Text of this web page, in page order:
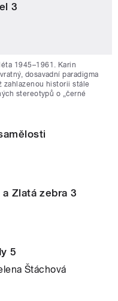
3
1945–1961. Karin
dosavadní paradigma
zahlazenou historii stále
stereotypů o „černé
Zlatá zebra 3
5
Štáchová